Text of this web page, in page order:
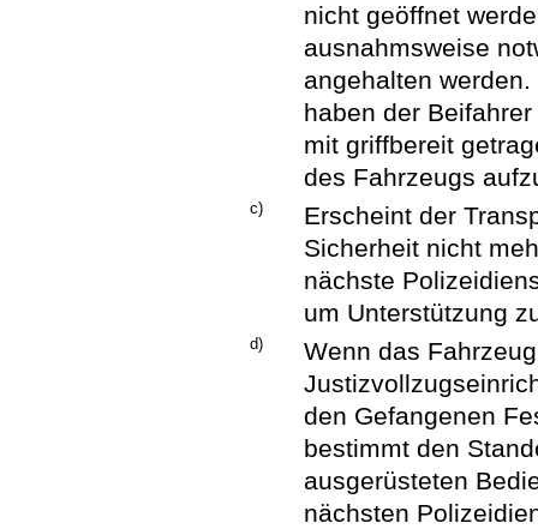
nicht geöffnet
ausnahmsweise
angehalten
haben der
mit griffbereit
des Fahrzeugs
c)
Erscheint der
Sicherheit nicht
nächste
um Unterstützung
d)
Wenn das
den Gefangenen
bestimmt den
ausgerüsteten
nächsten